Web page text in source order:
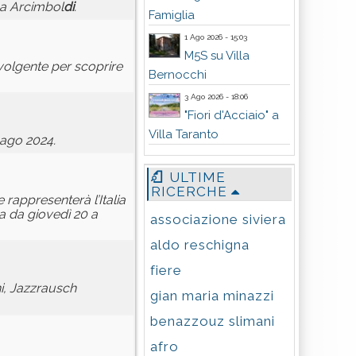
Arcimboldi.
per scoprire
2024.
l’Italia
da giovedì 20 a
Jazzrausch
Famiglia
1 Ago 2026 - 15:03
M5S su Villa
Bernocchi
3 Ago 2026 - 18:06
"Fiori d'Acciaio" a
Villa Taranto
ULTIME
RICERCHE
associazione siviera
aldo reschigna
fiere
gian maria minazzi
benazzouz slimani
afro